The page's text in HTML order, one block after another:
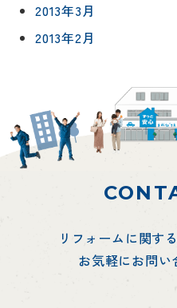
2013年3月
2013年2月
リフォームに関す
お気軽にお問い